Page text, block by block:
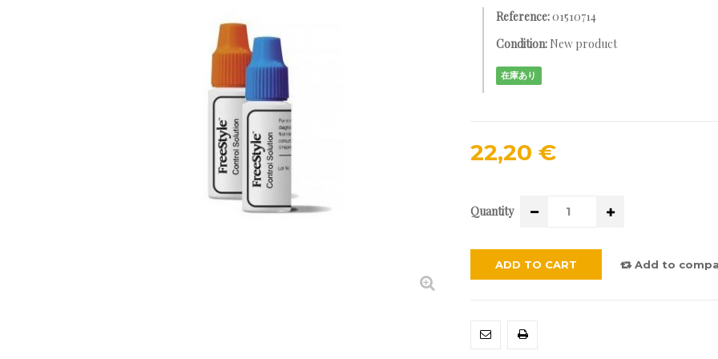
Reference:01510714
Condition: New product
在庫あり
22,20 €
Quantity
ADD TO CART Add to